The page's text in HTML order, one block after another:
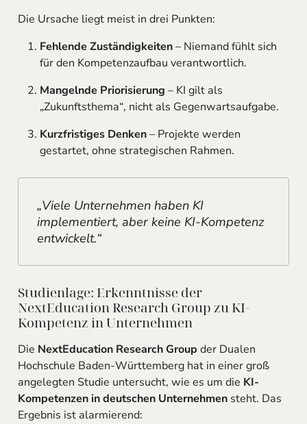
Die Ursache liegt meist in drei Punkten:
Fehlende Zuständigkeiten– Niemand fühlt sich
für den Kompetenzaufbau verantwortlich.
Mangelnde Priorisierung – KI gilt als
„Zukunftsthema“, nicht als Gegenwartsaufgabe.
Kurzfristiges Denken– Projekte werden
gestartet, ohne strategischen Rahmen.
„Viele Unternehmen haben KI
implementiert, aber keine KI-Kompetenz
entwickelt.“
Studienlage: Erkenntnisse der
NextEducation Research Group zu KI-
Kompetenz in Unternehmen
Die NextEducation Research Group der Dualen
Hochschule Baden-Württemberg hat in einer groß
angelegten Studie untersucht, wie es um die KI-
Kompetenzen in deutschen Unternehmensteht. Das
Ergebnis ist alarmierend: